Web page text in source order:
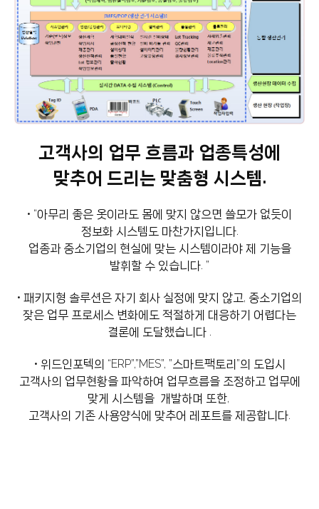
고객사의 업무 흐름과 업종특성에
맞추어 드리는 맞춤형 시스템.
• “아무리 좋은 옷이라도 몸에 맞지 않으면 쓸모가 없듯이
정보화 시스템도 마찬가지입니다.
업종과 중소기업의 현실에 맞는 시스템이라야 제 기능을
발휘할 수 있습니다. ”
• 패키지형 솔루션은 자기 회사 실정에 맞지 않고, 중소기업의
잦은 업무 프로세스 변화에도 적절하게 대응하기 어렵다는
결론에 도달했습니다 .
• 위드인포텍의 “ERP”,”MES”, ”스마트팩토리”의 도입시
고객사의 업무현황을 파악하여 업무흐름을 조정하고 업무에
맞게 시스템을 개발하며 또한,
고객사의 기존 사용양식에 맞추어 레포트를 제공합니다.